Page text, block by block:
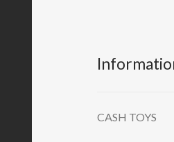
CASH TOYS